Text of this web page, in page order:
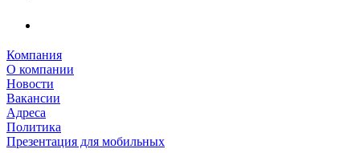
Компания
О компании
Новости
Вакансии
Адреса
Политика
Презентация для мобильных